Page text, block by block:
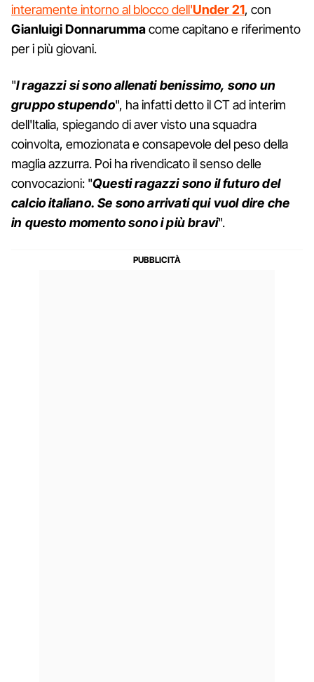
interamente intorno al blocco dell'Under 21, con
Gianluigi Donnarummacome capitano e riferimento
per i più giovani.
"I ragazzi si sono allenati benissimo, sono un
gruppo stupendo", ha infatti detto il CT ad interim
dell'Italia, spiegando di aver visto una squadra
coinvolta, emozionata e consapevole del peso della
maglia azzurra. Poi ha rivendicato il senso delle
convocazioni: "Questi ragazzi sono il futuro del
calcio italiano. Se sono arrivati qui vuol dire che
in questo momento sono i più bravi".